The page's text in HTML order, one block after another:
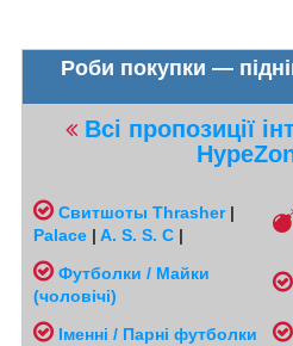
Роби покупки —
Всі пропозиції
Свитшоты Thrasher|
Palace | A. S. S. C |
Футболки / Майки
(чоловічі)
Іменні / Парні футболки